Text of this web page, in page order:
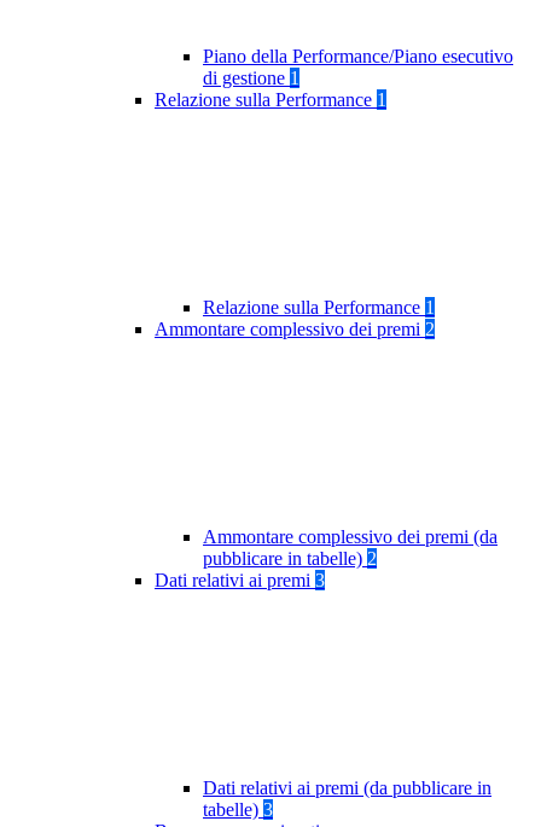
Piano della Performance/Piano esecutivo
di gestione 1
Relazione sulla Performance 1
Relazione sulla Performance 1
Ammontare complessivo dei premi 2
Ammontare complessivo dei premi (da
pubblicare in tabelle) 2
Dati relativi ai premi 3
Dati relativi ai premi (da pubblicare in
tabelle) 3